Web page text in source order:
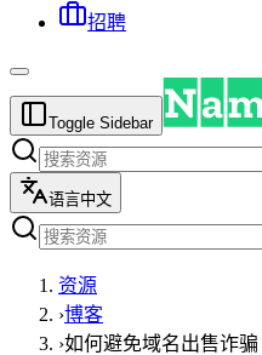
招聘
Toggle Sidebar
语言中文
资源
›博客
›如何避免域名出售诈骗